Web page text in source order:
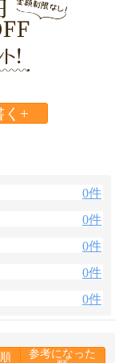
く+
0件
0件
0件
0件
0件
参考になった